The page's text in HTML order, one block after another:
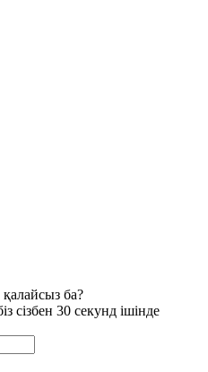
ба?
сізбен 30 секунд ішінде